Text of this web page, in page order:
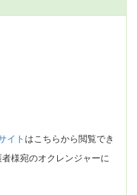
イト はこちらから閲覧でき
様宛のオクレンジャーに